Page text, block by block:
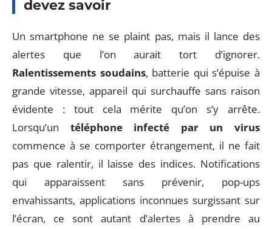
devez savoir
Un smartphone ne se plaint pas, mais il lance des
alertes que l’on aurait tort d’ignorer.
Ralentissements soudains, batterie qui s’épuise à
grande vitesse, appareil qui surchauffe sans raison
évidente : tout cela mérite qu’on s’y arrête.
Lorsqu’un téléphone infecté par un virus
commence à se comporter étrangement, il ne fait
pas que ralentir, il laisse des indices. Notifications
qui apparaissent sans prévenir, pop-ups
envahissants, applications inconnues surgissant sur
l’écran, ce sont autant d’alertes à prendre au